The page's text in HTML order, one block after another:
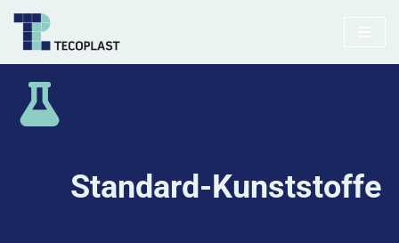
Zum
Inhalt
springen
Standard-Kunststoffe